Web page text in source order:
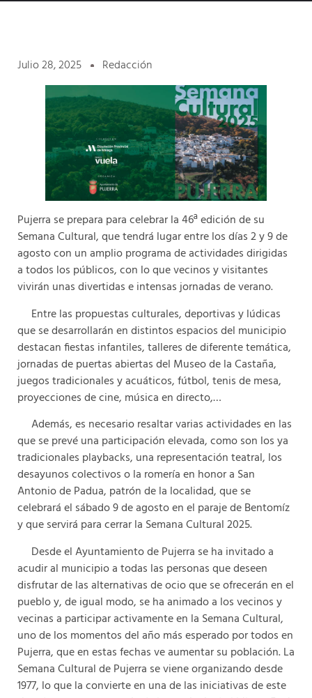
Julio 28, 2025 Redacción
Pujerra se prepara para celebrar la 46ª edición de su
Semana Cultural, que tendrá lugar entre los días 2 y 9 de
agosto con un amplio programa de actividades dirigidas
a todos los públicos, con lo que vecinos y visitantes
vivirán unas divertidas e intensas jornadas de verano.
Entre las propuestas culturales, deportivas y lúdicas
que se desarrollarán en distintos espacios del municipio
destacan fiestas infantiles, talleres de diferente temática,
jornadas de puertas abiertas del Museo de la Castaña,
juegos tradicionales y acuáticos, fútbol, tenis de mesa,
proyecciones de cine, música en directo,…
Además, es necesario resaltar varias actividades en las
que se prevé una participación elevada, como son los ya
tradicionales playbacks, una representación teatral, los
desayunos colectivos o la romería en honor a San
Antonio de Padua, patrón de la localidad, que se
celebrará el sábado 9 de agosto en el paraje de Bentomíz
y que servirá para cerrar la Semana Cultural 2025.
Desde el Ayuntamiento de Pujerra se ha invitado a
acudir al municipio a todas las personas que deseen
disfrutar de las alternativas de ocio que se ofrecerán en el
pueblo y, de igual modo, se ha animado a los vecinos y
vecinas a participar activamente en la Semana Cultural,
uno de los momentos del año más esperado por todos en
Pujerra, que en estas fechas ve aumentar su población. La
Semana Cultural de Pujerra se viene organizando desde
1977, lo que la convierte en una de las iniciativas de este